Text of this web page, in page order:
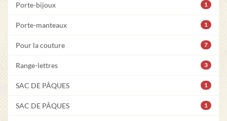
Porte-bijoux 1
Porte-manteaux 1
Pour la couture 7
Range-lettres 3
SAC DE PÂQUES 1
SAC DE PÂQUES 1